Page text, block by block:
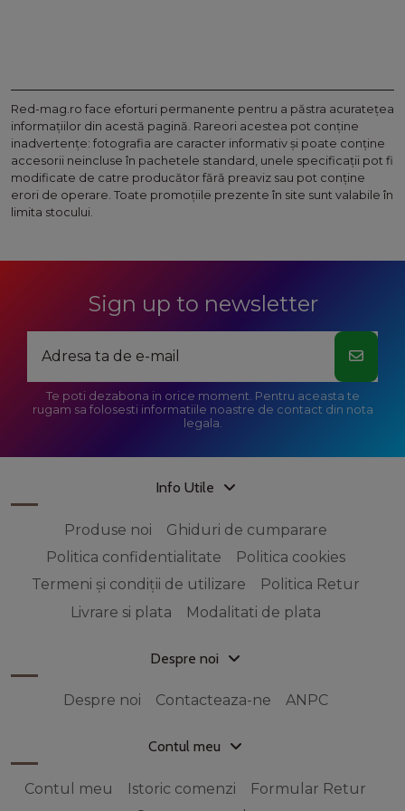
Red-mag.ro face eforturi permanente pentru a păstra acurateţea
informaţiilor din acestă pagină. Rareori acestea pot conţine
inadvertenţe: fotografia are caracter informativ şi poate conţine
accesorii neincluse în pachetele standard, unele specificaţii pot fi
modificate de catre producător fără preaviz sau pot conţine
erori de operare. Toate promoţiile prezente în site sunt valabile în
limita stocului.
Sign up to newsletter
Te poti dezabona in orice moment. Pentru aceasta te
rugam sa folosesti informatiile noastre de contact din nota
legala.
Info Utile
Produse noi
Ghiduri de cumparare
Politica confidentialitate
Politica cookies
Termeni și condiții de utilizare
Politica Retur
Livrare si plata
Modalitati de plata
Despre noi
Despre noi Contacteaza-ne ANPC
Contul meu
Contul meu Istoric comenzi
Formular Retur